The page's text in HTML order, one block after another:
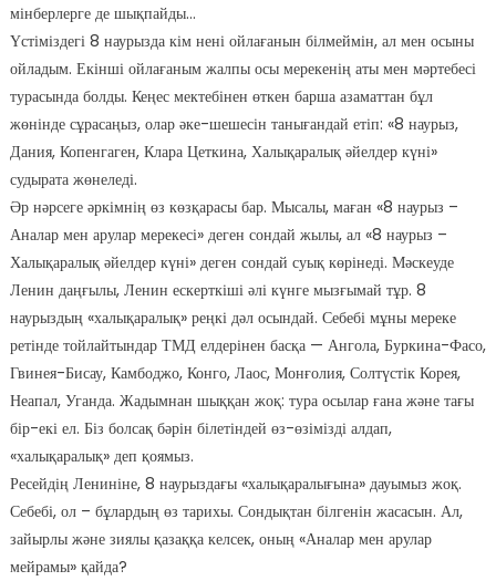
мінберлерге де шықпайды…
Үстіміздегі 8 наурызда кім нені ойлағанын білмеймін, ал мен осыны
ойладым. Екінші ойлағаным жалпы осы мерекенің аты мен мәртебесі
турасында болды. Кеңес мектебінен өткен барша азаматтан бұл
жөнінде сұрасаңыз, олар әке-шешесін танығандай етіп: «8 наурыз,
Дания, Копенгаген, Клара Цеткина, Халықаралық әйелдер күні»
судырата жөнеледі.
Әр нәрсеге әркімнің өз көзқарасы бар. Мысалы, маған «8 наурыз –
Аналар мен арулар мерекесі» деген сондай жылы, ал «8 наурыз –
Халықаралық әйелдер күні» деген сондай суық көрінеді. Мәскеуде
Ленин даңғылы, Ленин ескерткіші әлі күнге мызғымай тұр. 8
наурыздың «халықаралық» реңкі дәл осындай. Себебі мұны мереке
ретінде тойлайтындар ТМД елдерінен басқа — Ангола, Буркина-Фасо,
Гвинея-Бисау, Камбоджо, Конго, Лаос, Монғолия, Солтүстік Корея,
Неапал, Уганда. Жадымнан шыққан жоқ: тура осылар ғана және тағы
бір-екі ел. Біз болсақ бәрін білетіндей өз-өзімізді алдап,
«халықаралық» деп қоямыз.
Ресейдің Лениніне, 8 наурыздағы «халықаралығына» дауымыз жоқ.
Себебі, ол – бұлардың өз тарихы. Сондықтан білгенін жасасын. Ал,
зайырлы және зиялы қазаққа келсек, оның «Аналар мен арулар
мейрамы» қайда?